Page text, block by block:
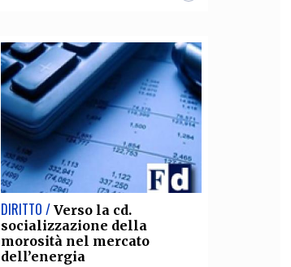
DIRITTO / Verso la cd.
socializzazione della
morosità nel mercato
dell’energia